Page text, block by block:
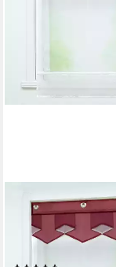
DELIEN
Raffrollo Anita, mit
Hakenaufhängung,